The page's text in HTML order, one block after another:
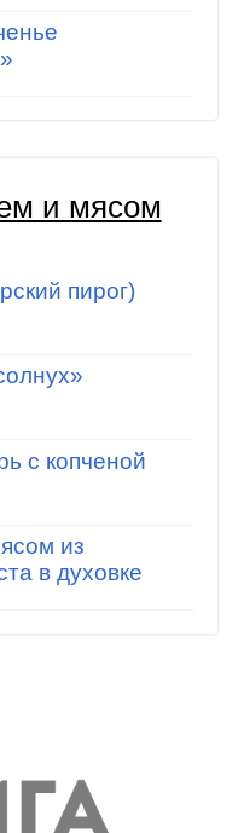
и мясом
пирог)
с копченой
из
в духовке